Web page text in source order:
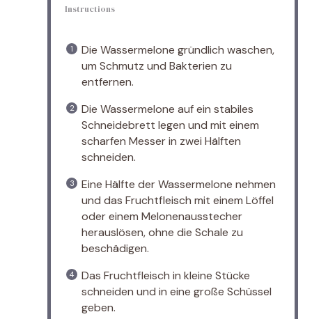
Instructions
Die Wassermelone gründlich waschen,
um Schmutz und Bakterien zu
entfernen.
Die Wassermelone auf ein stabiles
Schneidebrett legen und mit einem
scharfen Messer in zwei Hälften
schneiden.
Eine Hälfte der Wassermelone nehmen
und das Fruchtfleisch mit einem Löffel
oder einem Melonenausstecher
herauslösen, ohne die Schale zu
beschädigen.
Das Fruchtfleisch in kleine Stücke
schneiden und in eine große Schüssel
geben.